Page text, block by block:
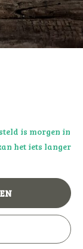
is morgen in
het iets langer